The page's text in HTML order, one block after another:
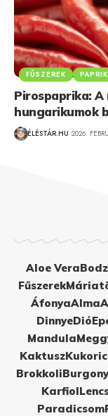
FŰSZEREK
Pirospaprika: A
hungarikumok
ÉLÉSTÁR.HU 2026.
Aloe Vera
Fűszerek
ÁfonyaAlma
DinnyeDió
Mandula
Kaktusz
Brokkoli
Karfiol
Paradicsom